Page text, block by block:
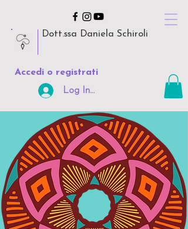
Dott.ssa Daniela Schiroli
Accedi o registrati
Log In Area Riservata